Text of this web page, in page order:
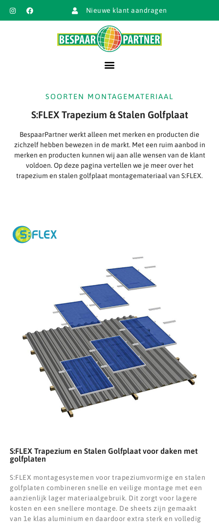
Nieuwe klant aandragen
SOORTEN MONTAGEMATERIAAL
S:FLEX Trapezium & Stalen Golfplaat
BespaarPartner werkt alleen met merken en producten die
zichzelf hebben bewezen in de markt. Met een ruim aanbod in
merken en producten kunnen wij aan alle wensen van de klant
voldoen. Op deze pagina vertellen we je meer over het
trapezium en stalen golfplaat montagemateriaal van S:FLEX.
S:FLEX Trapezium en Stalen Golfplaat voor daken met
golfplaten
S:FLEX montagesystemen voor trapeziumvormige en stalen
golfplaten combineren snelle en veilige montage met een
aanzienlijk lager materiaalgebruik. Dit zorgt voor lagere
kosten en een snellere montage. De sheets zijn gemaakt
van 1e klas aluminium en daardoor extra sterk en volledig